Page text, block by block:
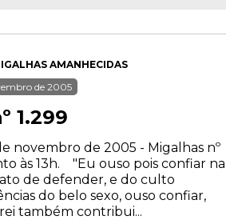
AMANHECIDAS
de 2005
1.299
novembro de 2005 - Migalhas nº
às 13h. "Eu ouso pois confiar na
de defender, e do culto
do belo sexo, ouso confiar,
também contribui...